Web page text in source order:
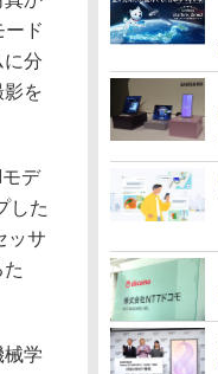
ド
分
を
デ
した
ッサ
学